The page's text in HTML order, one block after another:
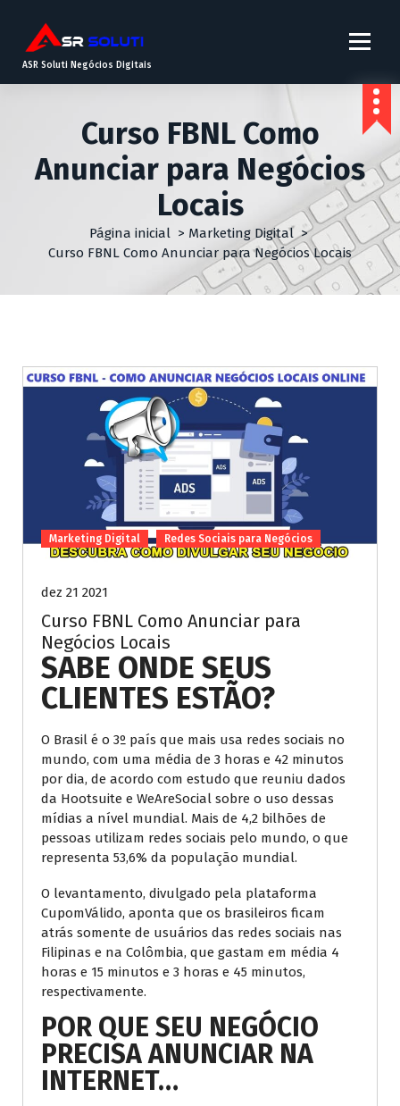
ASR Soluti Negócios Digitais
Curso FBNL Como
Anunciar para Negócios
Locais
Página inicial> Marketing Digital>
Curso FBNL Como Anunciar para Negócios Locais
Marketing Digital Redes Sociais para Negócios
dez 21 2021
Curso FBNL Como Anunciar para
Negócios Locais
SABE ONDE SEUS
CLIENTES ESTÃO?
O Brasil é o 3º país que mais usa redes sociais no
mundo, com uma média de 3 horas e 42 minutos
por dia, de acordo com estudo que reuniu dados
da Hootsuite e WeAreSocial sobre o uso dessas
mídias a nível mundial. Mais de 4,2 bilhões de
pessoas utilizam redes sociais pelo mundo, o que
representa 53,6% da população mundial.
O levantamento, divulgado pela plataforma
CupomVálido, aponta que os brasileiros ficam
atrás somente de usuários das redes sociais nas
Filipinas e na Colômbia, que gastam em média 4
horas e 15 minutos e 3 horas e 45 minutos,
respectivamente.
POR QUE SEU NEGÓCIO
PRECISA ANUNCIAR NA
INTERNET…